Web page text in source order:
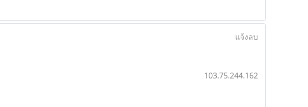
แจ้งลบ
103.75.244.162